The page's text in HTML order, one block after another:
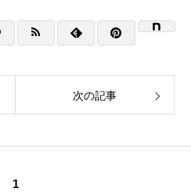
次の記事
1